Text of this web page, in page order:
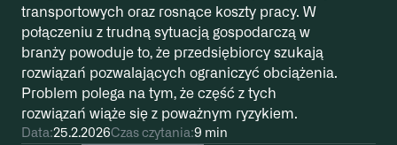
transportowych oraz rosnące koszty pracy. W
połączeniu z trudną sytuacją gospodarczą w
branży powoduje to, że przedsiębiorcy szukają
rozwiązań pozwalających ograniczyć obciążenia.
Problem polega na tym, że część z tych
rozwiązań wiąże się z poważnym ryzykiem.
Data:25.2.2026Czas czytania:9 min